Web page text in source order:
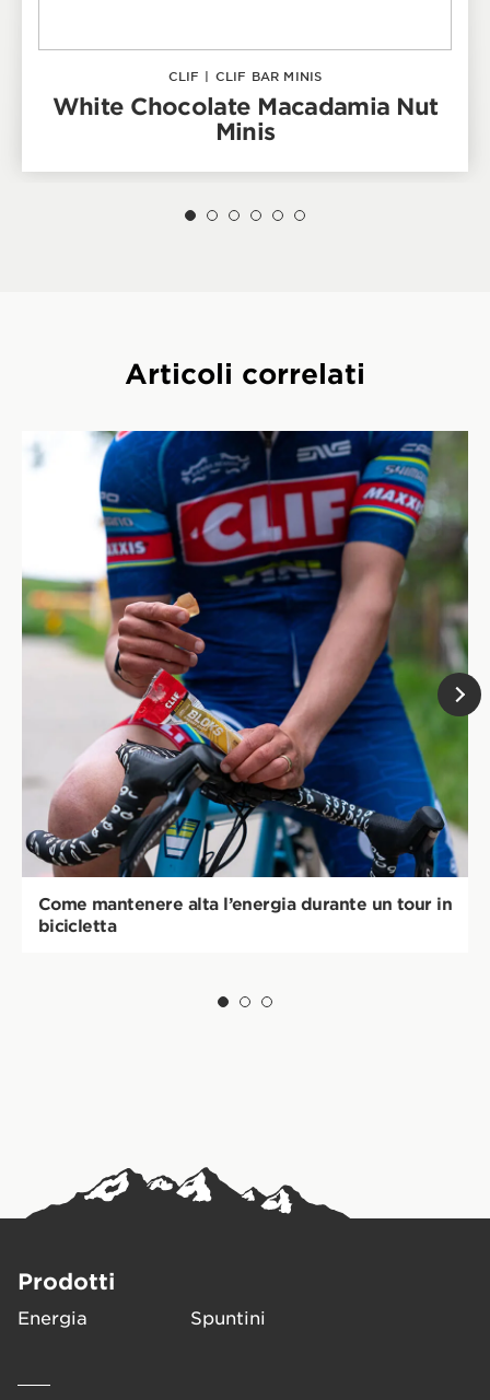
CLIF | CLIF BAR MINIS
White Chocolate Macadamia Nut
Minis
Articoli correlati
Come mantenere alta l’energia durante un tour in
bicicletta
Prodotti
Energia Spuntini